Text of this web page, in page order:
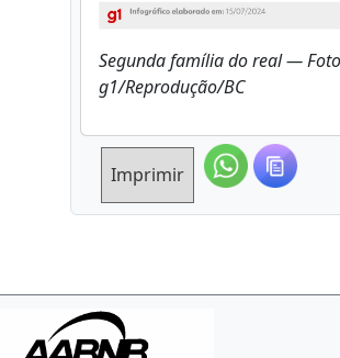
Segunda família do real —
g1/Reprodução/BC
Imprimir